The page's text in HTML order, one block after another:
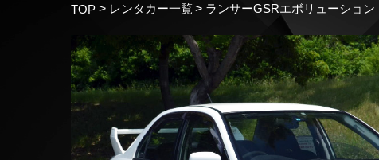
TOP > レンタカー一覧 > ランサーGSRエボリューショ